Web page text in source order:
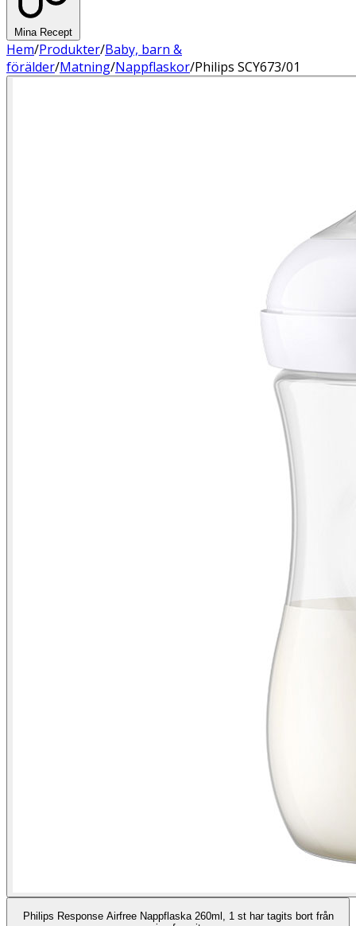
Mina Recept
Hem/Produkter/Baby, barn &
förälder/Matning/Nappflaskor/Philips SCY673/01
Philips Response Airfree Nappflaska 260ml, 1 st har tagits bort från